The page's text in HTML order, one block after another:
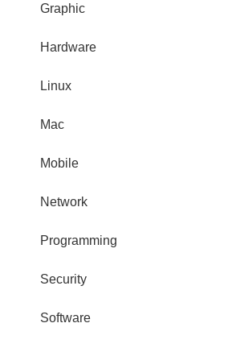
Graphic
Hardware
Linux
Mac
Mobile
Network
Programming
Security
Software